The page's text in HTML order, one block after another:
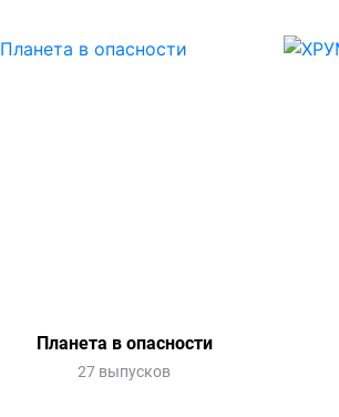
Планета в опасности
27 выпусков